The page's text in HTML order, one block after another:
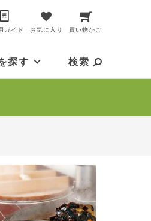
ガイド お気に入り 買い物かご
探す 検索